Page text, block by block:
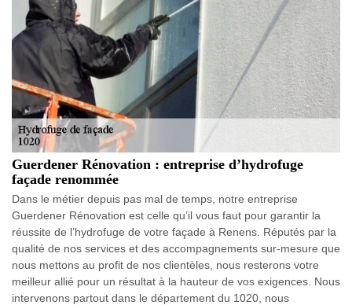
Guerdener Rénovation : entreprise d’hydrofuge
façade renommée
Dans le métier depuis pas mal de temps, notre entreprise
Guerdener Rénovation est celle qu’il vous faut pour garantir la
réussite de l’hydrofuge de votre façade à Renens. Réputés par la
qualité de nos services et des accompagnements sur-mesure que
nous mettons au profit de nos clientèles, nous resterons votre
meilleur allié pour un résultat à la hauteur de vos exigences. Nous
intervenons partout dans le département du 1020, nous